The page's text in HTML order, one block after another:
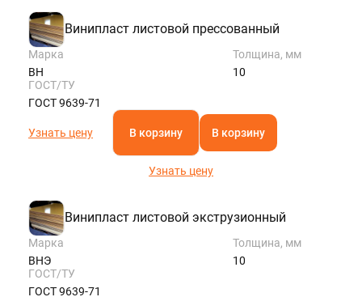
Винипласт листовой прессованный
Марка
ВН
Толщина, мм
10
ГОСТ/ТУ
ГОСТ 9639-71
Узнать цену В корзину В корзину
Узнать цену
Винипласт листовой экструзионный
Марка
ВНЭ
Толщина, мм
10
ГОСТ/ТУ
ГОСТ 9639-71